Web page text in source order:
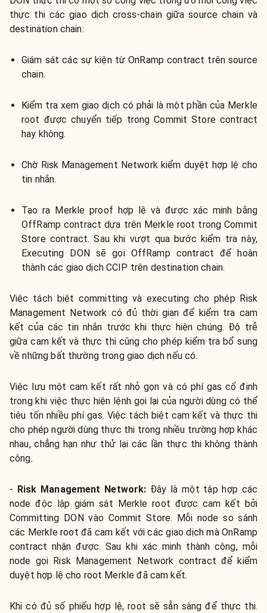
thực thi các giao dịch cross-chain giữa source chain và
destination chain:
Giám sát các sự kiện từ OnRamp contract trên source
chain.
Kiểm tra xem giao dịch có phải là một phần của Merkle
root được chuyển tiếp trong Commit Store contract
hay không.
Chờ Risk Management Network kiểm duyệt hợp lệ cho
tin nhắn.
Tạo ra Merkle proof hợp lệ và được xác minh bằng
OffRamp contract dựa trên Merkle root trong Commit
Store contract. Sau khi vượt qua bước kiểm tra này,
Executing DON sẽ gọi OffRamp contract để hoàn
thành các giao dịch CCIP trên destination chain.
Việc tách biệt committing và executing cho phép Risk
Management Network có đủ thời gian để kiểm tra cam
kết của các tin nhắn trước khi thực hiện chúng. Độ trễ
giữa cam kết và thực thi cũng cho phép kiểm tra bổ sung
về những bất thường trong giao dịch nếu có.
Việc lưu một cam kết rất nhỏ gọn và có phí gas cố định
trong khi việc thực hiện lệnh gọi lại của người dùng có thể
tiêu tốn nhiều phí gas. Việc tách biệt cam kết và thực thi
cho phép người dùng thực thi trong nhiều trường hợp khác
nhau, chẳng hạn như thử lại các lần thực thi không thành
công.
- Risk Management Network: Đây là một tập hợp các
node độc lập giám sát Merkle root được cam kết bởi
Committing DON vào Commit Store. Mỗi node so sánh
các Merkle root đã cam kết với các giao dịch mà OnRamp
contract nhận được. Sau khi xác minh thành công, mỗi
node gọi Risk Management Network contract để kiểm
duyệt hợp lệ cho root Merkle đã cam kết.
Khi có đủ số phiếu hợp lệ, root sẽ sẵn sàng để thực thi.